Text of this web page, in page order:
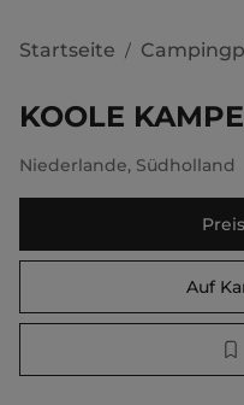
Startseite /
KOOLE
Niederlande, Südholland
Auf